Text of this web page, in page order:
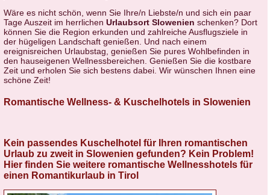
Wäre es nicht schön, wenn Sie Ihre/n Liebste/n und sich ein paar
Tage Auszeit im herrlichen Urlaubsort Slowenien schenken? Dort
können Sie die Region erkunden und zahlreiche Ausflugsziele in
der hügeligen Landschaft genießen. Und nach einem
ereignisreichen Urlaubstag, genießen Sie pures Wohlbefinden in
den hauseigenen Wellnessbereichen. Genießen Sie die kostbare
Zeit und erholen Sie sich bestens dabei. Wir wünschen Ihnen eine
schöne Zeit!
Romantische Wellness- & Kuschelhotels in Slowenien
Kein passendes Kuschelhotel für Ihren romantischen
Urlaub zu zweit in Slowenien gefunden? Kein Problem!
Hier finden Sie weitere romantische Wellnesshotels für
einen Romantikurlaub in Tirol